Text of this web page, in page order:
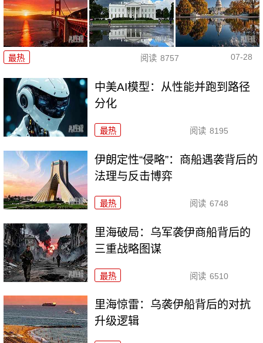
最热 阅读 8757 07-28
中美AI模型：从性能并跑到路径
分化
最热 阅读 8195
伊朗定性“侵略”：商船遇袭背后的
法理与反击博弈
最热 阅读 6748
里海破局：乌军袭伊商船背后的
三重战略图谋
最热 阅读 6510
里海惊雷：乌袭伊船背后的对抗
升级逻辑